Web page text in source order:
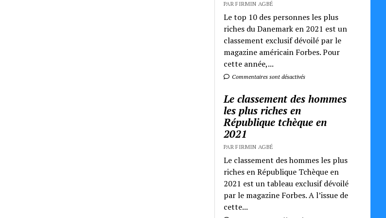
PAR FIRMIN AGBÉ
Le top 10 des personnes les plus
riches du Danemark en 2021 est un
classement exclusif dévoilé par le
magazine américain Forbes. Pour
cette année,...
Commentaires sont désactivés
Le classement des hommes
les plus riches en
République tchèque en
2021
PAR FIRMIN AGBÉ
Le classement des hommes les plus
riches en République Tchèque en
2021 est un tableau exclusif dévoilé
par le magazine Forbes. A l’issue de
cette...